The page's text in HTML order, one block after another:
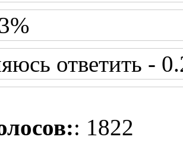
ответить -
: 1822